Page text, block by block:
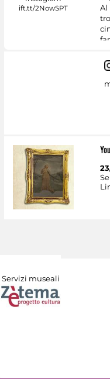
Al
Servizi museali